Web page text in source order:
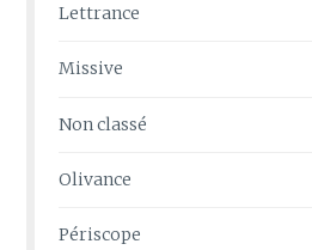
Lettrance
Missive
Non classé
Olivance
Périscope